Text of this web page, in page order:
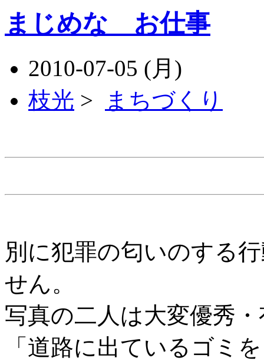
まじめな お仕事
2010-07-05 (月)
枝光 > まちづくり
別に犯罪の匂いのする
せん。
写真の二人は大変優秀
「道路に出ているゴミ